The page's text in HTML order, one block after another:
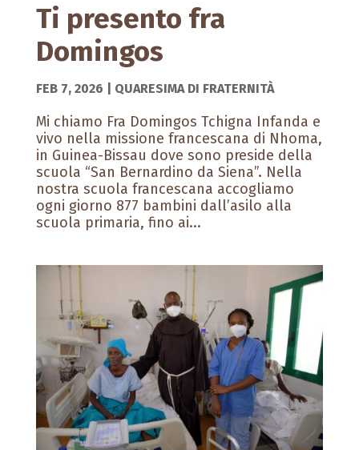
Ti presento fra
Domingos
FEB 7, 2026 QUARESIMA DI FRATERNITÀ
Mi chiamo Fra Domingos Tchigna Infanda e
vivo nella missione francescana di Nhoma,
in Guinea-Bissau dove sono preside della
scuola “San Bernardino da Siena”. Nella
nostra scuola francescana accogliamo
ogni giorno 877 bambini dall’asilo alla
scuola primaria, fino ai...